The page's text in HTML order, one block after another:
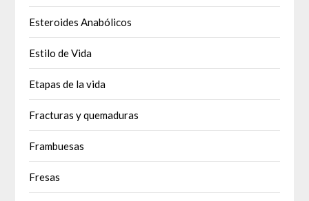
Esteroides Anabólicos
Estilo de Vida
Etapas de la vida
Fracturas y quemaduras
Frambuesas
Fresas